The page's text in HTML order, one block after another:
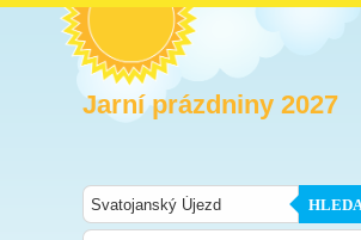
Jarní prázdniny 2027